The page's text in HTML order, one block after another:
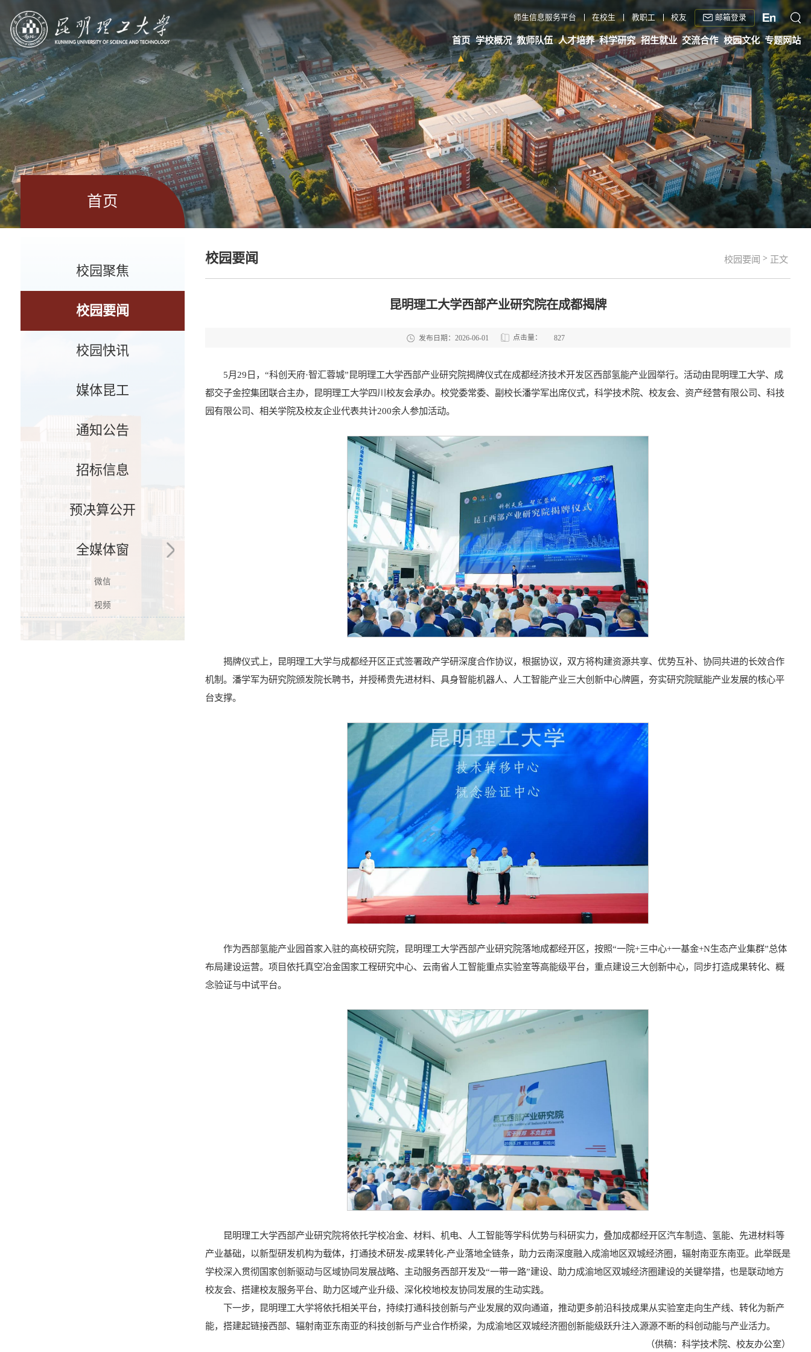
师生信息服务平台 在校生 教职工 校友 邮箱登录
首页 学校概况 教师队伍 人才培养 科学研究 招生就业 交流合作 校园文化 专题网站
首页
校园聚焦
校园要闻
校园快讯
媒体昆工
通知公告
招标信息
预决算公开
全媒体窗
微信
视频
校园要闻 > 正文
校园要闻
昆明理工大学西部产业研究院在成都揭牌
发布日期：2026-06-01 点击量： 827
5月29日，“科创天府·智汇蓉城”昆明理工大学西部产业研究院揭牌仪式在成都经济技术开发区西部氢能产业园举行。活动由昆明理工大学、成
都交子金控集团联合主办，昆明理工大学四川校友会承办。校党委常委、副校长潘学军出席仪式，科学技术院、校友会、资产经营有限公司、科技
园有限公司、相关学院及校友企业代表共计200余人参加活动。
揭牌仪式上， 昆明理工大学与成都经开区正式签署政产学研深度合作协议，根据协议，双方将构建资源共享、优势互补、协同共进的长效合作
机制。潘学军为研究院颁发院长聘书，并授稀贵先进材料、具身智能机器人、人工智能产业三大创新中心牌匾，夯实研究院赋能产业发展的核心平
台支撑。
作为西部氢能产业园首家入驻的高校研究院，昆明理工大学西部产业研究院落地成都经开区，按照“一院+三中心+一基金+N生态产业集群”总体
布局建设运营。项目依托真空冶金国家工程研究中心、云南省人工智能重点实验室等高能级平台，重点建设三大创新中心，同步打造成果转化、概
念验证与中试平台。
昆明理工大学西部产业研究院将依托学校冶金、材料、机电、人工智能等学科优势与科研实力，叠加成都经开区汽车制造、氢能、先进材料等
产业基础，以新型研发机构为载体，打通技术研发-成果转化-产业落地全链条，助力云南深度融入成渝地区双城经济圈，辐射南亚东南亚。此举既是
学校深入贯彻国家创新驱动与区域协同发展战略、主动服务西部开发及“一带一路”建设、助力成渝地区双城经济圈建设的关键举措，也是联动地方
校友会、搭建校友服务平台、助力区域产业升级、深化校地校友协同发展的生动实践。
下一步，昆明理工大学将依托相关平台，持续打通科技创新与产业发展的双向通道，推动更多前沿科技成果从实验室走向生产线、转化为新产
能，搭建起链接西部、辐射南亚东南亚的科技创新与产业合作桥梁，为成渝地区双城经济圈创新能级跃升注入源源不断的科创动能与产业活力。
（供稿：科学技术院、校友办公室）